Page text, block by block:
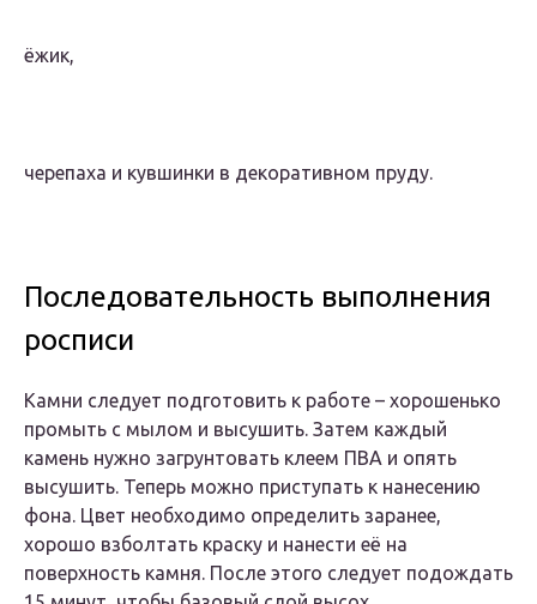
ёжик,
черепаха и кувшинки в декоративном пруду.
Последовательность выполнения
росписи
Камни следует подготовить к работе – хорошенько
промыть с мылом и высушить. Затем каждый
камень нужно загрунтовать клеем ПВА и опять
высушить. Теперь можно приступать к нанесению
фона. Цвет необходимо определить заранее,
хорошо взболтать краску и нанести её на
поверхность камня. После этого следует подождать